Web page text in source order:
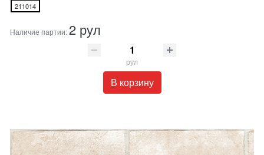
211014
Наличие партии: 2 рул
рул
В корзину